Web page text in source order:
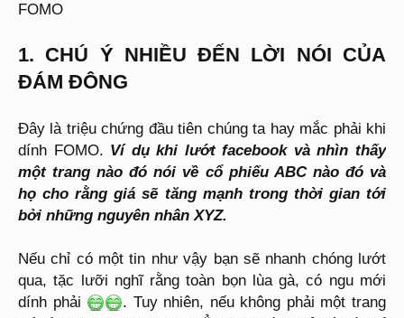
FOMO
1. CHÚ Ý NHIỀU ĐẾN LỜI NÓI CỦA
ĐÁM ĐÔNG
Đây là triệu chứng đầu tiên chúng ta hay mắc phải khi
dính FOMO. Ví dụ khi lướt facebook và nhìn thấy
một trang nào đó nói về cổ phiếu ABC nào đó và
họ cho rằng giá sẽ tăng mạnh trong thời gian tới
bởi những nguyên nhân XYZ.
Nếu chỉ có một tin như vậy bạn sẽ nhanh chóng lướt
qua, tặc lưỡi nghĩ rằng toàn bọn lùa gà, có ngu mới
dính phải
. Tuy nhiên, nếu không phải một trang